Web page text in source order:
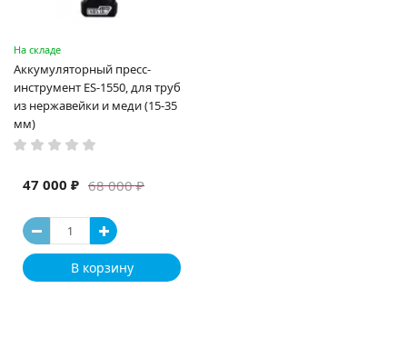
На складе
Аккумуляторный пресс-
инструмент ES-1550, для труб
из нержавейки и меди (15-35
мм)
68 000 ₽
47 000 ₽
В корзину